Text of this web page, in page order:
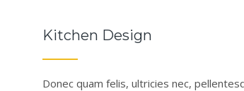
Kitchen Design
Donec quam felis, ultricies nec,